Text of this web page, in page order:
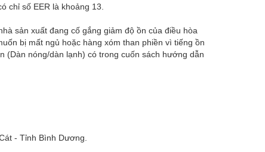
chỉ số EER là khoảng 13.
sản xuất đang cố gắng giảm độ ồn của điều hòa
bị mất ngủ hoặc hàng xóm than phiền vì tiếng ồn
(Dàn nóng/dàn lạnh) có trong cuốn sách hướng dẫn
- Tỉnh Bình Dương.